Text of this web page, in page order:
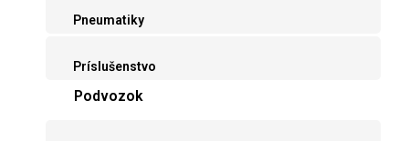
Pneumatiky
Príslušenstvo
Podvozok